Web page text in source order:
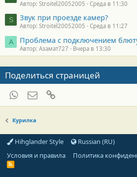
Автор: Stroitel20052005 Среда в 11:30
S Звук при проезде камер?
Автор: Stroitel20052005 Среда в 11:27
А Проблема с подключением
Автор: Азамат727 Вчера в 13:30
Поделиться страницей
WhatsAppЭлектронная почта
Курилка
Hihglander Style
Russian (RU)
Условия и правила
Политика
R